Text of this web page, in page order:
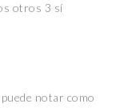
otros 3 sí
notar como